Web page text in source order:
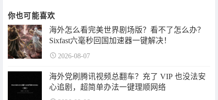
你也可能喜欢
海外怎么看完美世界剧场版？看不了怎么办？
Sixfast六毫秒回国加速器一键解决！
2026-08-07
海外党刷腾讯视频总翻车？充了 VIP 也没法安
心追剧，超简单办法一键理顺网络